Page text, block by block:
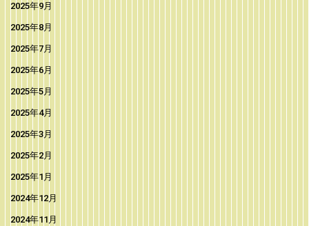
2025年9月
2025年8月
2025年7月
2025年6月
2025年5月
2025年4月
2025年3月
2025年2月
2025年1月
2024年12月
2024年11月